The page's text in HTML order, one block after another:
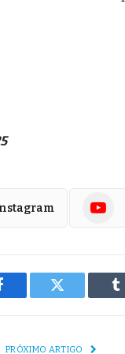
Twitter
PRÓXIMO ARTIGO